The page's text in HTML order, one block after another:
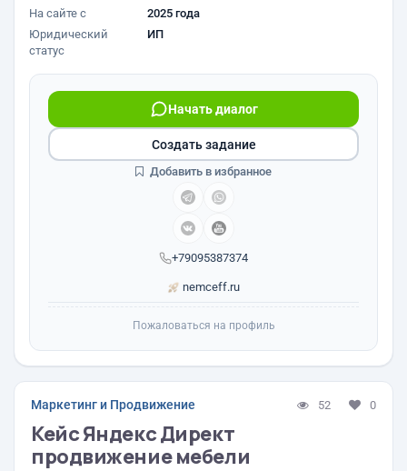
На сайте с
2025 года
Юридический
статус
ИП
+79095387374
Начать диалог
nemceff.ru
Создать задание
Добавить в избранное
Пожаловаться на профиль
Маркетинг и Продвижение 52 0
Кейс Яндекс Директ
продвижение мебели